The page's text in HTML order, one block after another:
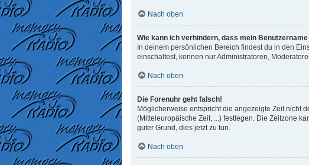
Nach oben
Wie kann ich verhindern, dass mein
In deinem persönlichen Bereich findest du in den
einschaltest, können nur Administratoren,
Nach oben
Die Forenuhr geht falsch!
Möglicherweise entspricht die angezeigte Zeit nicht
(Mitteleuropäische Zeit, ...) festlegen. Die Zeitzone
guter Grund, dies jetzt zu tun.
Nach oben